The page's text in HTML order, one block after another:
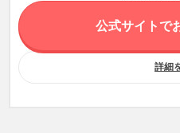
公式サイトで
詳細